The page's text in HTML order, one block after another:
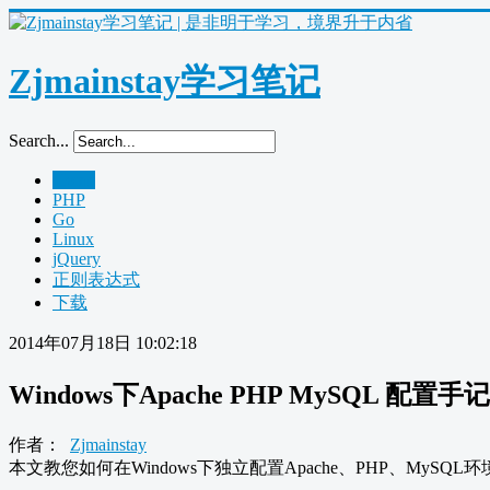
Zjmainstay学习笔记
Search...
PHP
Go
Linux
jQuery
正则表达式
下载
2014年07月18日 10:02:18
Windows下Apache PHP MySQL 配置手记
作者： Zjmainstay
本文教您如何在Windows下独立配置Apache、PHP、MySQL环